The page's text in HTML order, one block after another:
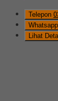
Telepon
Whatsapp
Lihat